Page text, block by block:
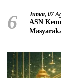
6 Jumat, 07
ASN